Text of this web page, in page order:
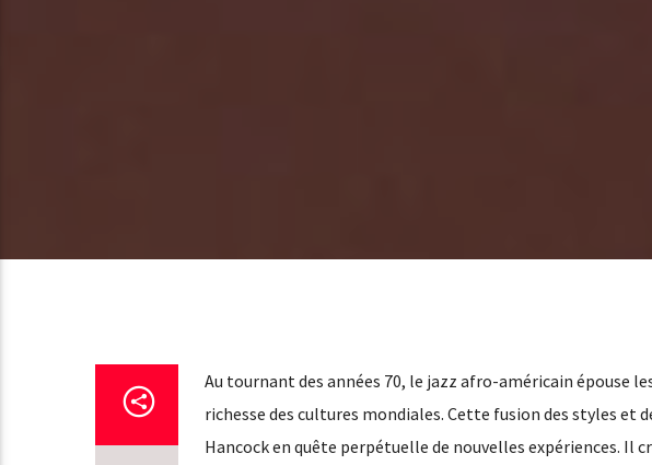
Au tournant des années 70, le jazz afro-américain épouse
richesse des cultures mondiales. Cette fusion des styles et
Hancock en quête perpétuelle de nouvelles expériences. Il